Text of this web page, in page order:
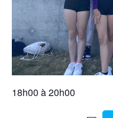
18h00 à 20h00